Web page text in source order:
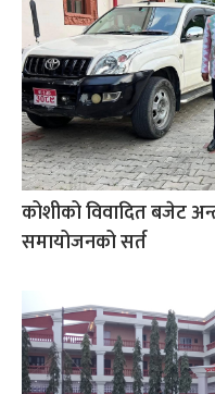
कोशीको विवादित बजेट
समायोजनको सर्त